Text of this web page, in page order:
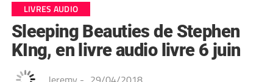
LIVRES AUDIO
Sleeping Beauties de Stephen
KIng, en livre audio livre 6 juin